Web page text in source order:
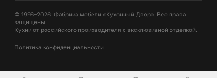
© 1996–2026. Фабрика мебели «Кухонный Двор». Все права
защищены.
Кухни от российского производителя с эксклюзивной отделкой.
Политика конфиденциальности